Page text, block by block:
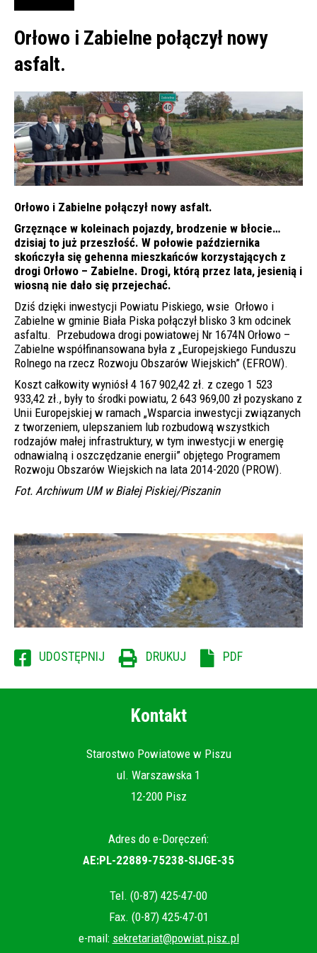
Orłowo i Zabielne połączył nowy
asfalt.
Orłowo i Zabielne połączył nowy asfalt.
Grzęznące w koleinach pojazdy, brodzenie w błocie…
dzisiaj to już przeszłość. W połowie października
skończyła się gehenna mieszkańców korzystających z
drogi Orłowo – Zabielne. Drogi, którą przez lata, jesienią i
wiosną nie dało się przejechać.
Dziś dzięki inwestycji Powiatu Piskiego, wsie Orłowo i
Zabielne w gminie Biała Piska połączył blisko 3 km odcinek
asfaltu. Przebudowa drogi powiatowej Nr 1674N Orłowo –
Zabielne współfinansowana była z „Europejskiego Funduszu
Rolnego na rzecz Rozwoju Obszarów Wiejskich” (EFROW).
Koszt całkowity wyniósł 4 167 902,42 zł. z czego 1 523
933,42 zł., były to środki powiatu, 2 643 969,00 zł pozyskano z
Unii Europejskiej w ramach „Wsparcia inwestycji związanych
z tworzeniem, ulepszaniem lub rozbudową wszystkich
rodzajów małej infrastruktury, w tym inwestycji w energię
odnawialną i oszczędzanie energii” objętego Programem
Rozwoju Obszarów Wiejskich na lata 2014-2020 (PROW).
Fot. Archiwum UM w Białej Piskiej/Piszanin
UDOSTĘPNIJ
WILL
IN
WINDOW
DRUKUJ PDF
Kontakt
Starostwo Powiatowe w Piszu
ul. Warszawska 1
12-200 Pisz
Adres do e-Doręczeń:
AE:PL-22889-75238-SIJGE-35
Tel. (0-87) 425-47-00
Fax. (0-87) 425-47-01
e-mail: sekretariat@powiat.pisz.pl